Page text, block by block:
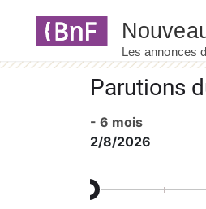
Parutions
- 6 mois
2/8/2026